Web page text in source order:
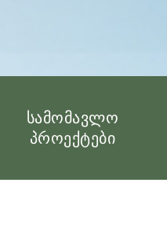
სამომავლო
პროექტები